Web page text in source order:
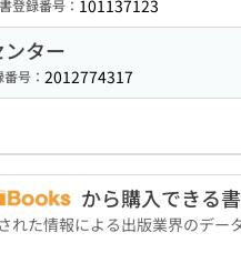
登録番号： 101137123
ター
号： 2012774317
から購入できる
れた情報による出版業界のデ